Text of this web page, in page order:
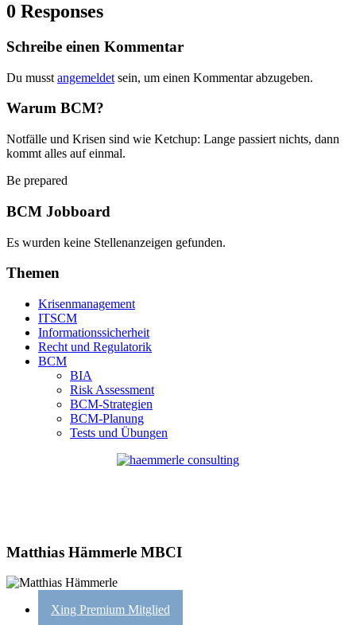
0 Responses
Schreibe einen Kommentar
Du musst angemeldet sein, um einen Kommentar abzugeben.
Warum BCM?
Notfälle und Krisen sind wie Ketchup: Lange passiert nichts, dann
kommt alles auf einmal.
Be prepared
BCM Jobboard
Es wurden keine Stellenanzeigen gefunden.
Themen
Krisenmanagement
ITSCM
Informationssicherheit
Recht und Regulatorik
BCM
BIA
Risk Assessment
BCM-Strategien
BCM-Planung
Tests und Übungen
Matthias Hämmerle MBCI
Xing Premium Mitglied